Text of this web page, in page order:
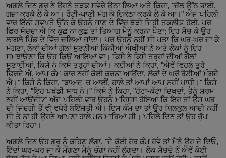
ਅਗਲੇ ਦਿਨ ਗੁਰੂ ਨੇ ਉਹਨੂੰ ਤੜਕ ਸਵੇਰੇ ਉਠਾ ਲਿਆ ਅਤੇ ਕਿਹਾ, "ਚੱਲ ਉੱਠ ਭਾਈ,
ਗਜ਼ਾ ਕਰਕੇ ਲੈ ਕੇ ਆ। ਰੋਟੀ-ਪਾਣੀ ਮੰਗ ਕੇ ਇਕੱਠਾ ਕਰਕੇ ਲੈ ਕੇ ਆ।" ਅੱਜ ਪਹਿਲੀ
ਵਾਰ ਇੰਨੀ ਸੁਵਖਤੇ ਉੱਠ ਕੇ ਉਹਨੂੰ ਜਾਣ ਦੇ ਵਿੱਚ ਥੋੜੀ ਜਿਹੀ ਤਕਲੀਫ਼ ਹੋਈ, ਪਰ
ਫਿਰ ਸੋਚਦਾ ਐ ਕਿ ਕੁਛ ਨਾ ਕੁਛ ਤਾਂ ਤਿਆਗ ਮੈਨੂੰ ਕਰਨਾ ਪੈਣਾ; ਇਹ ਸੋਚ ਕੇ ਉਹ
ਲਾਗਲੇ ਪਿੰਡ ਦੇ ਵਿੱਚ ਚਲਿਆ ਜਾਂਦਾ। ਪਰ ਉਹਨੂੰ ਨਹੀਂ ਸੀ ਪਤਾ ਕਿ ਘਰ-ਘਰ ਜਾ ਕੇ
ਮੰਗਣਾ, ਲੋਕਾਂ ਦੀਆਂ ਗੱਲਾਂ ਸੁਣਨੀਆਂ ਕਿੰਨੀਆਂ ਔਖੀਆਂ ਨੇ ਅਤੇ ਲੋਕਾਂ ਨੂੰ ਇਹ
ਸਮਝਾਉਣਾ ਕਿ ਉਹ ਕਿਉਂ ਆਇਆ ਵਾ। ਕਿਸੇ ਨੇ ਕਿਸੇ ਤਰ੍ਹਾਂ ਦੀਆਂ ਗੱਲਾਂ
ਸੁਣਾਈਆਂ, ਕਿਸੇ ਨੇ ਕਿਸੇ ਤਰ੍ਹਾਂ ਦੀਆਂ। ਕਈਆਂ ਨੇ ਕਿਹਾ, "ਐਵੇਂ ਵਿਹਲੇ ਤੁਰੇ
ਫਿਰਦੇ ਐ, ਆਪ ਕੰਮ-ਕਾਰ ਨਹੀਂ ਕੋਈ ਕਰਨਾ ਆਉਂਦਾ, ਲੋਕਾਂ ਦੇ ਘਰੋਂ ਰੋਟੀਆਂ ਮੰਗਦੇ
ਐ।" ਕਿਸੇ ਨੇ ਕਿਹਾ, "ਬਾਅਦ 'ਚ ਆਈਂ, ਹਾਲੇ ਤਾਂ ਆਪਾਂ ਆਪ ਨਹੀਂ ਖਾਧੀ।" ਕਿਸੇ
ਨੇ ਕਿਹਾ, "ਇਹ ਪਖੰਡੀ ਸਾਧ ਨੇ।" ਕਿਸੇ ਨੇ ਕਿਹਾ, "ਹੱਟਾ-ਕੱਟਾ ਦਿਖਦਾਂ, ਤੈਨੂੰ ਸ਼ਰਮ
ਨਹੀਂ ਆਉਂਦੀ?" ਅੱਜ ਪਹਿਲੀ ਵਾਰ ਉਹਨੂੰ ਮਹਿਸੂਸ ਹੋਇਆ ਕਿ ਇਹ ਤਾਂ ਉਸ ਘਰ
ਦੀ ਜਿੰਦਗੀ ਤੋਂ ਵੀ ਵਧੇਰੇ ਬੇਇੱਜ਼ਤੀ ਐ। ਇਸ ਕੰਮ ਦਾ ਤਾਂ ਉਹ ਬਿਲਕੁਲ ਆਦੀ ਨਹੀਂ
ਸੀ ਤੇ ਨਾ ਹੀ ਉਹਨੇ ਆਪਣਾ ਹਾਲੇ ਮਨ ਮਾਰਿਆ ਸੀ। ਪਹਿਲੇ ਦਿਨ ਤਾਂ ਉਹ ਚੁੱਪ
ਕੀਤਾ ਰਿਹਾ।
ਅਗਲੇ ਦਿਨ ਉਹ ਗੁਰੂ ਨੂੰ ਕਹਿਣ ਲੱਗਾ, "ਜੇ ਕੋਈ ਹੋਰ ਕੰਮ ਹੋਵੇ ਤਾਂ ਮੈਨੂੰ ਉਹ ਦੇ ਦਿਓ,
ਇੱਦਾਂ ਘਰ-ਘਰ ਜਾ ਕੇ ਮੰਗਣਾ ਮੈਨੂੰ ਚੰਗਾ ਨਹੀਂ ਲੱਗਦਾ। ਲੋਕ ਸੋਚਦੇ ਨੇ ਐਵੇਂ ਕੋਈ